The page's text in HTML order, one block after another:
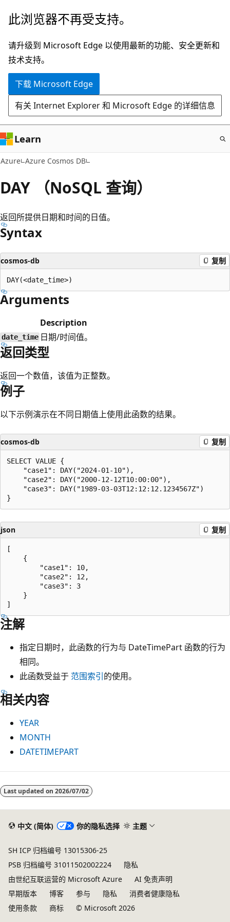
跳
主
要
内
此浏览器不再受支持。
请升级到 Microsoft Edge 以使用最新的功能、安全更新和
技术支持。
下载 Microsoft Edge
有关 Internet Explorer 和 Microsoft Edge 的详细信息
Learn
Azure Azure Cosmos DB
DAY （NoSQL 查询）
返回所提供日期和时间的日值。
Syntax
cosmos-db 复制
Arguments
Description
date_time 日期/时间值。
返回类型
返回一个数值，该值为正整数。
例子
以下示例演示在不同日期值上使用此函数的结果。
cosmos-db 复制
SELECT VALUE {
    "case1": DAY("2024-01-10"),
    "case2": DAY("2000-12-12T10:00:00"),
    "case3": DAY("1989-03-03T12:12:12.1234567Z")
json 复制
[
    {
        "case1": 10,
        "case2": 12,
        "case3": 3
    }
注解
指定日期时，此函数的行为与 DateTimePart 函数的行为
相同。
此函数受益于 范围索引的使用。
相关内容
YEAR
MONTH
DATETIMEPART
阅
读Last updated on 2026/07/02
中文 (简体) 你的隐私选择 主题
SH ICP 归档编号 13015306-25
PSB 归档编号 31011502002224
隐私
由世纪互联运营的 Microsoft Azure
AI 免责声明
早期版本
博客 参与 隐私
消费者健康隐私
使用条款
商标 © Microsoft 2026